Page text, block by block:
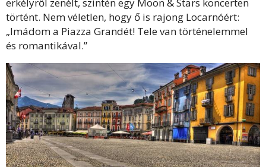
történt. Nem véletlen, hogy ő is rajong Locarnóért:
„Imádom a Piazza Grandét! Tele van történelemmel
és romantikával.”